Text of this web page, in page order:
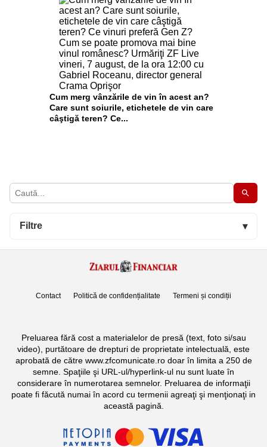
Filtre ▾
Cum merg vânzările de vin în acest an?
Care sunt soiurile, etichetele de vin care
câştigă teren? Ce...
Contact Politică de confidențialitate Termeni și condiții
Preluarea fără cost a materialelor de presă (text, foto si/sau
video), purtătoare de drepturi de proprietate intelectuală, este
aprobată de către www.zfcomunicate.ro doar în limita a 250 de
semne. Spaţiile şi URL-ul/hyperlink-ul nu sunt luate în
considerare în numerotarea semnelor. Preluarea de informaţii
poate fi făcută numai în acord cu termenii agreaţi şi menţionaţi in
această pagină.